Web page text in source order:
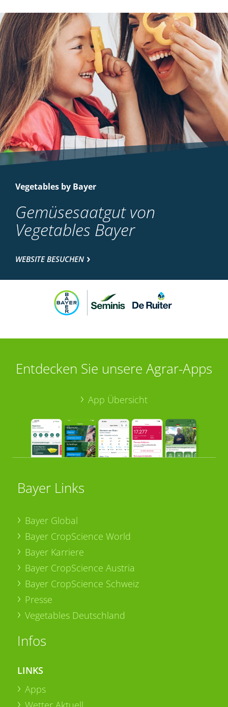
Vegetables by Bayer
Gemüsesaatgut von
Vegetables Bayer
WEBSITE BESUCHEN
Entdecken Sie unsere Agrar-Apps
App Übersicht
Bayer Links
Bayer Global
Bayer CropScience World
Bayer Karriere
Bayer CropScience Austria
Bayer CropScience Schweiz
Presse
Vegetables Deutschland
Infos
LINKS
Apps